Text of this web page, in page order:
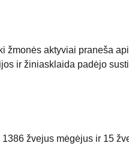
žmonės aktyviai praneša
ir žiniasklaida padėjo
žvejus mėgėjus ir 15